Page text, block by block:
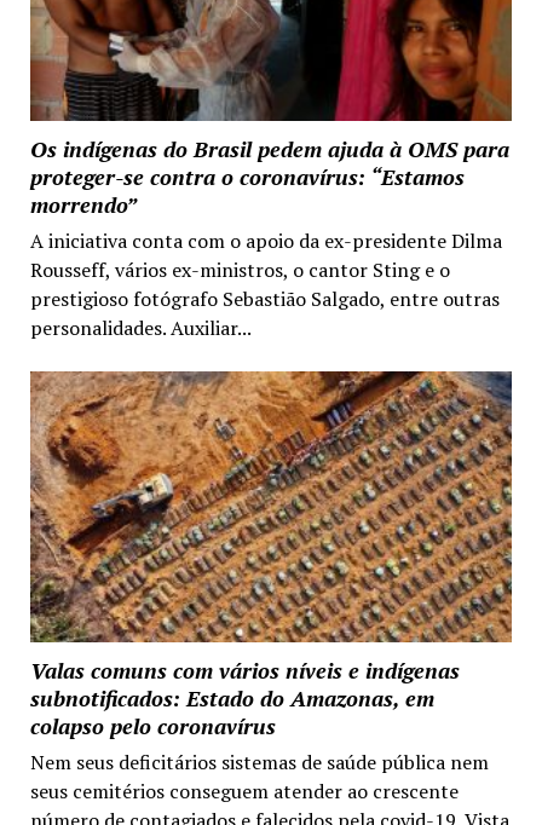
Os indígenas do Brasil pedem ajuda à OMS para
proteger-se contra o coronavírus: “Estamos
morrendo”
A iniciativa conta com o apoio da ex-presidente Dilma
Rousseff, vários ex-ministros, o cantor Sting e o
prestigioso fotógrafo Sebastião Salgado, entre outras
personalidades. Auxiliar...
Valas comuns com vários níveis e indígenas
subnotificados: Estado do Amazonas, em
colapso pelo coronavírus
Nem seus deficitários sistemas de saúde pública nem
seus cemitérios conseguem atender ao crescente